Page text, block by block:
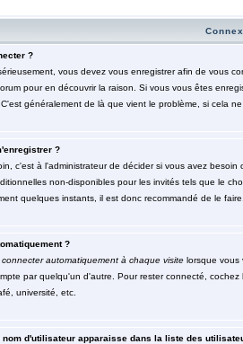
?
vous devez vous enregistrer afin de vous
pour en découvrir la raison. Si vous vous êtes
généralement de là que vient le problème, si cela
?
c'est à l'administrateur de décider si vous avez
non-disponibles pour les invités tels que le
quelques instants, il est donc recommandé de le
?
connecter automatiquement à chaque visitelorsque vous
par quelqu'un d'autre. Pour rester connecté,
université, etc.
nom d'utilisateur apparaisse dans la liste des